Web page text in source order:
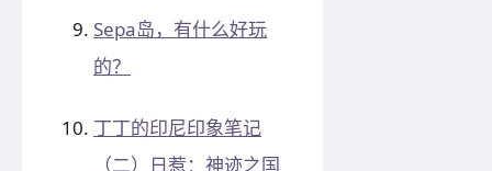
Sepa岛，有什么好玩
的？
丁丁的印尼印象笔记
（二）日惹：神迹之国